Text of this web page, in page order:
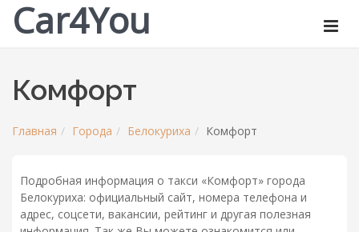
Car4You
Комфорт
Главная Города Белокуриха Комфорт
Подробная информация о такси «Комфорт» города
Белокуриха: официальный сайт, номера телефона и
адрес, соцсети, вакансии, рейтинг и другая полезная